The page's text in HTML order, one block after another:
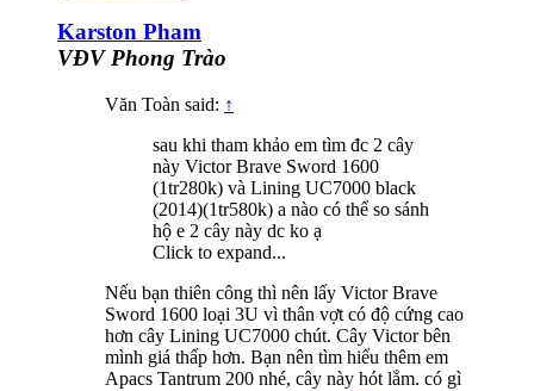
Karston Pham
VĐV Phong Trào
Văn Toàn said: ↑
sau khi tham khảo em tìm đc 2 cây
này Victor Brave Sword 1600
(1tr280k) và Lining UC7000 black
(2014)(1tr580k) a nào có thể so sánh
hộ e 2 cây này dc ko ạ
Click to expand...
Nếu bạn thiên công thì nên lấy Victor Brave
Sword 1600 loại 3U vì thân vợt có độ cứng cao
hơn cây Lining UC7000 chút. Cây Victor bên
mình giá thấp hơn. Bạn nên tìm hiểu thêm em
Apacs Tantrum 200 nhé, cây này hót lắm. có gì